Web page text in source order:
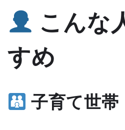
こんな
すめ
子育て世帯